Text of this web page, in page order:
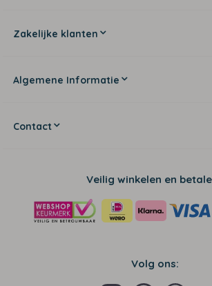
Zakelijke klanten
Algemene Informatie
Contact
Veilig winkelen en
Volg ons: